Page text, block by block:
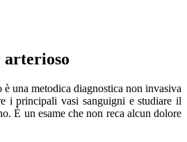
arterioso
è una metodica diagnostica non invasiva
i principali vasi sanguigni e studiare il
È un esame che non reca alcun dolore